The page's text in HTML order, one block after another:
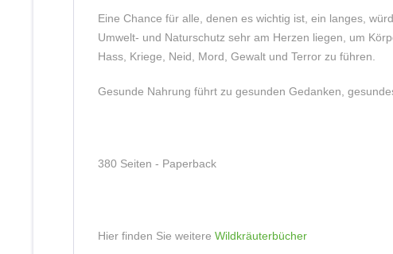
Eine Chance für alle, denen es wichtig ist, ein langes,
Umwelt- und Naturschutz sehr am Herzen liegen, um
Hass, Kriege, Neid, Mord, Gewalt und Terror zu führen.
Gesunde Nahrung führt zu gesunden Gedanken,
380 Seiten - Paperback
Hier finden Sie weitere Wildkräuterbücher